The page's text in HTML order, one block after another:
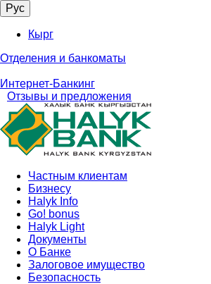
Рус
Кырг
Отделения и банкоматы
Интернет-Банкинг
Отзывы и предложения
Частным клиентам
Бизнесу
Halyk Info
Go! bonus
Halyk Light
Документы
О Банкe
Залоговое имущество
Безопасность